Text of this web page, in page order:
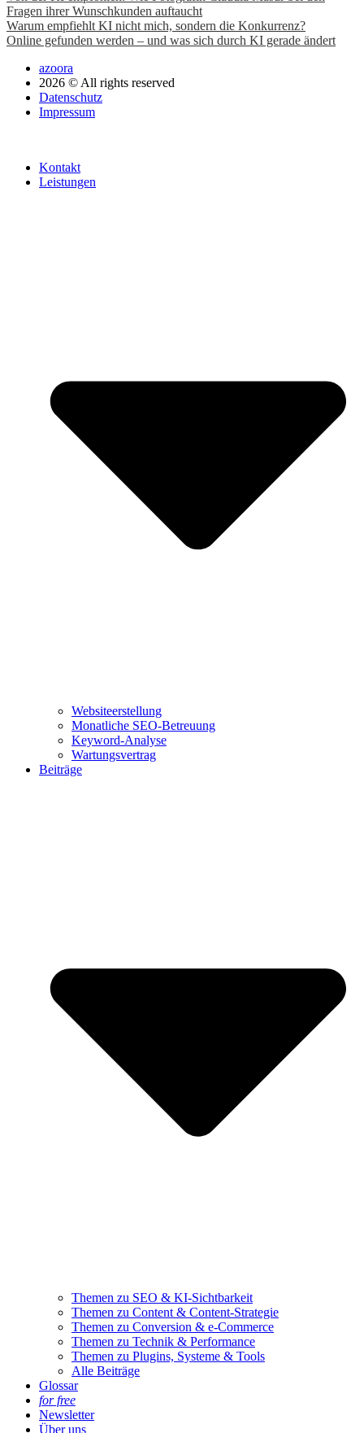
Fragen ihrer Wunschkunden auftaucht
Warum empfiehlt KI nicht mich, sondern die Konkurrenz?
Online gefunden werden – und was sich durch KI gerade ändert
azoora
2026 © All rights reserved
Datenschutz
Impressum
Kontakt
Leistungen
Websiteerstellung
Monatliche SEO-Betreuung
Keyword-Analyse
Wartungsvertrag
Beiträge
Themen zu SEO & KI-Sichtbarkeit
Themen zu Content & Content-Strategie
Themen zu Conversion & e-Commerce
Themen zu Technik & Performance
Themen zu Plugins, Systeme & Tools
Alle Beiträge
Glossar
for free
Newsletter
Über uns